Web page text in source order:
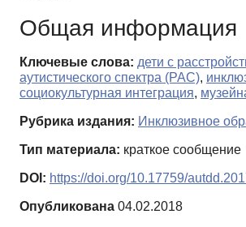
Общая информация
Ключевые слова: дети с
аутистического спектра (РАС),
социокультурная интеграция,
Рубрика издания: Инклюзивное
Тип материала: краткое сообщение
DOI: https://doi.org/10.17759/
Опубликована 04.02.2018